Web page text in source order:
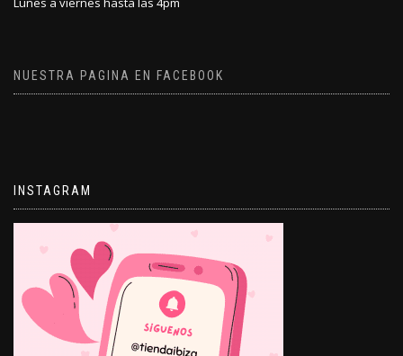
NUESTRA PAGINA EN FACEBOOK
INSTAGRAM